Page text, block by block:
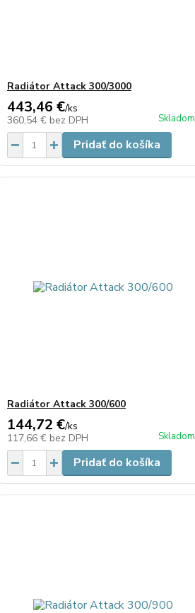
Radiátor Attack 300/3000
443,46 €/ks
360,54 € bez DPH Skladom
Pridať do košíka
Radiátor Attack 300/600
144,72 €/ks
117,66 € bez DPH Skladom
Pridať do košíka